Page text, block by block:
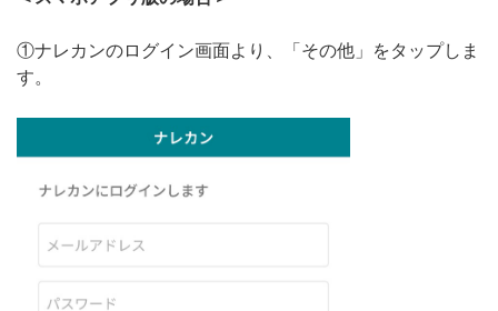
①ナレカンのログイン画面より、「その他」をタップしま
す。